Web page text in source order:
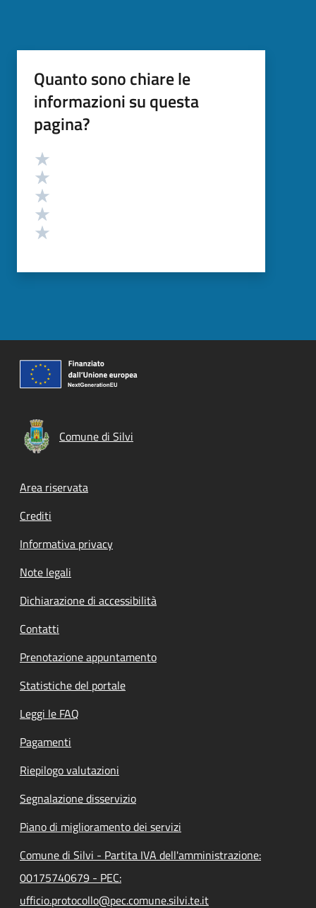
Quanto sono chiare le
informazioni su questa
pagina?
Valutazione
Comune di Silvi
Footer menu
Area riservata
Crediti
Informativa privacy
Note legali
Dichiarazione di accessibilità
Contatti
Prenotazione appuntamento
Statistiche del portale
Leggi le FAQ
Pagamenti
Riepilogo valutazioni
Segnalazione disservizio
Piano di miglioramento dei servizi
Comune di Silvi - Partita IVA dell'amministrazione:
00175740679 - PEC:
ufficio.protocollo@pec.comune.silvi.te.it